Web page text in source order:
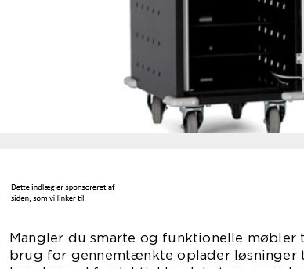
Mangler du smarte og funktionelle
brug for gennemtænkte oplader løsninger